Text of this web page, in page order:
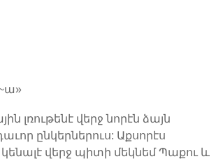
լռութենէ վերջ նորէն ձայն
ընկերներուս: Աքսորէս
վերջ պիտի մեկնեմ Պաքու և